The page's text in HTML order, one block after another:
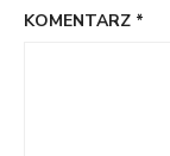
KOMENTARZ *